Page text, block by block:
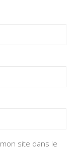
site dans le